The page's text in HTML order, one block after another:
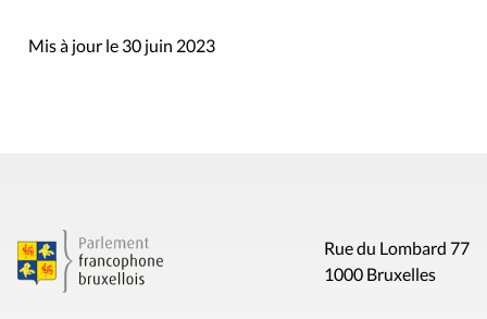
Mis à jour le 30 juin 2023
Rue du Lombard 77
1000 Bruxelles